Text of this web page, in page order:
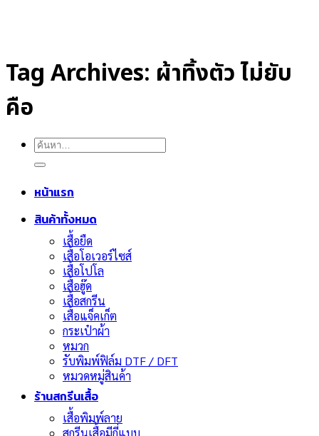
ค้นหา:
หน้าแรก
สินค้าทั้งหมด
เสื้อยืด
เสื้อโอเวอร์ไซส์
เสื้อโปโล
เสื้อฮู๊ด
เสื้อสกรีน
เสื้อแจ็คเก็ต
กระเป๋าผ้า
หมวก
รับพิมพ์ฟิล์ม DTF / DFT
หมวดหมู่สินค้า
ร้านสกรีนเสื้อ
เสื้อพิมพ์ลาย
สกรีนเสื้อมีกี่แบบ
Tag Archives: ผ้าทิ้งตัว ไม่ยับ
คือ